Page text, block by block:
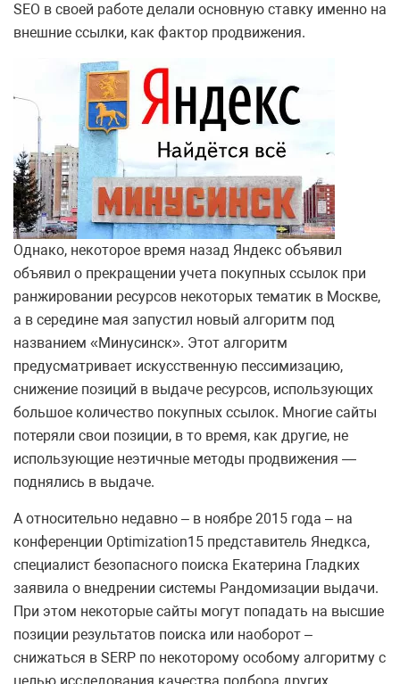
SEO в своей работе делали основную ставку именно на
внешние ссылки, как фактор продвижения.
Однако, некоторое время назад Яндекс объявил
объявил о прекращении учета покупных ссылок при
ранжировании ресурсов некоторых тематик в Москве,
а в середине мая запустил новый алгоритм под
названием «Минусинск». Этот алгоритм
предусматривает искусственную пессимизацию,
снижение позиций в выдаче ресурсов, использующих
большое количество покупных ссылок. Многие сайты
потеряли свои позиции, в то время, как другие, не
использующие неэтичные методы продвижения —
поднялись в выдаче.
А относительно недавно – в ноябре 2015 года – на
конференции Optimization15 представитель Янедкса,
специалист безопасного поиска Екатерина Гладких
заявила о внедрении системы Рандомизации выдачи.
При этом некоторые сайты могут попадать на высшие
позиции результатов поиска или наоборот –
снижаться в SERP по некоторому особому алгоритму с